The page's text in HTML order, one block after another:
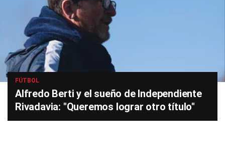
FÚTBOL
Alfredo Berti y el sueño de Independiente
Rivadavia: "Queremos lograr otro título"